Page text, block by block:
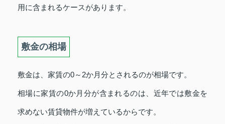
用に含まれるケースがあります。
敷金の相場
敷金は、家賃の0～2か月分とされるのが相場です。
相場に家賃の0か月分が含まれるのは、近年では敷金を
求めない賃貸物件が増えているからです。